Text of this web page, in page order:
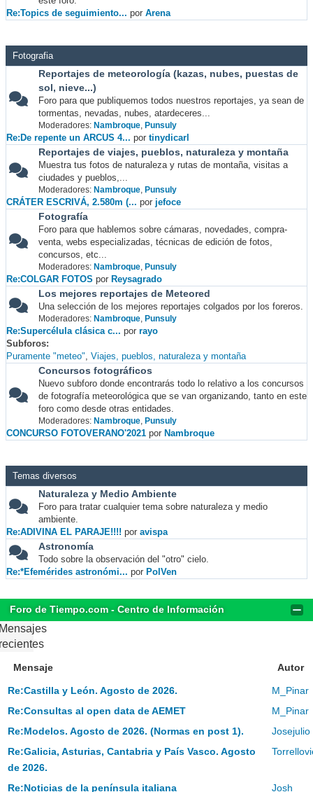
Re:Topics de seguimiento... por Arena
Fotografia
Reportajes de meteorología (kazas, nubes, puestas de
sol, nieve...)
Foro para que publiquemos todos nuestros reportajes, ya sean de
tormentas, nevadas, nubes, atardeceres...
Moderadores: Nambroque, Punsuly
Re:De repente un ARCUS 4... por tinydicarl
Reportajes de viajes, pueblos, naturaleza y montaña
Muestra tus fotos de naturaleza y rutas de montaña, visitas a
ciudades y pueblos,...
Moderadores: Nambroque, Punsuly
CRÁTER ESCRIVÁ, 2.580m (... por jefoce
Fotografía
Foro para que hablemos sobre cámaras, novedades, compra-
venta, webs especializadas, técnicas de edición de fotos,
concursos, etc...
Moderadores: Nambroque, Punsuly
Re:COLGAR FOTOS por Reysagrado
Los mejores reportajes de Meteored
Una selección de los mejores reportajes colgados por los foreros.
Moderadores: Nambroque, Punsuly
Re:Supercélula clásica c... por rayo
Subforos
Puramente "meteo" Viajes, pueblos, naturaleza y montaña
Concursos fotográficos
Nuevo subforo donde encontrarás todo lo relativo a los concursos
de fotografía meteorológica que se van organizando, tanto en este
foro como desde otras entidades.
Moderadores: Nambroque, Punsuly
CONCURSO FOTOVERANO'2021 por Nambroque
Temas diversos
Naturaleza y Medio Ambiente
Foro para tratar cualquier tema sobre naturaleza y medio
ambiente.
Re:ADIVINA EL PARAJE!!!! por avispa
Astronomía
Todo sobre la observación del "otro" cielo.
Re:*Efemérides astronómi... por PolVen
Foro de Tiempo.com - Centro de Información
Mensaje Autor
Re:Castilla y León. Agosto de 2026.
M_Pinar
Re:Consultas al open data de AEMET
M_Pinar
Re:Modelos. Agosto de 2026. (Normas en post 1).
Josejulio
Re:Galicia, Asturias, Cantabria y País Vasco. Agosto
de 2026.
Re:Noticias de la península italiana Josh